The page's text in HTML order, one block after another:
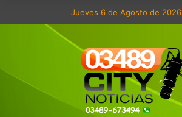
Jueves 6 de Agosto de 2026